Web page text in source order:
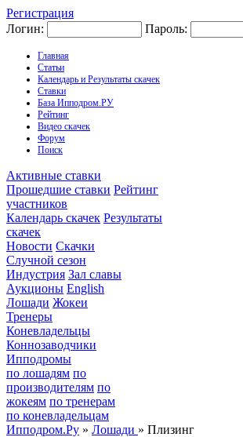
Регистрация
Логин:
Пароль:
Главная
Статьи
Календарь и Результаты скачек
Ставки
База Ипподром.РУ
Рейтинг
Видео скачек
Форум
Поиск
Активные ставки
Прошедшие ставки Рейтинг
участников
Календарь скачек Результаты
скачек
Новости Скачки
Случной сезон
Индустрия Зал славы
Аукционы English
Лошади Жокеи
Тренеры
Коневладельцы
Коннозаводчики
Ипподромы
по лошадям по
производителям по
жокеям по тренерам
по коневладельцам
Ипподром.Ру » Лошади » Плизинг